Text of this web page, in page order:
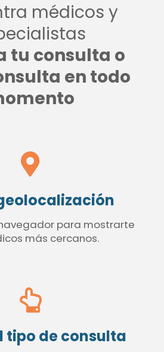
médicos y
tu consulta o
en todo
para mostrarte
más cercanos.
tipo de consulta